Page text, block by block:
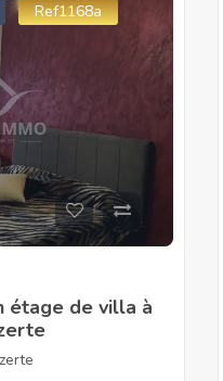
Ref1168a
étage de villa à